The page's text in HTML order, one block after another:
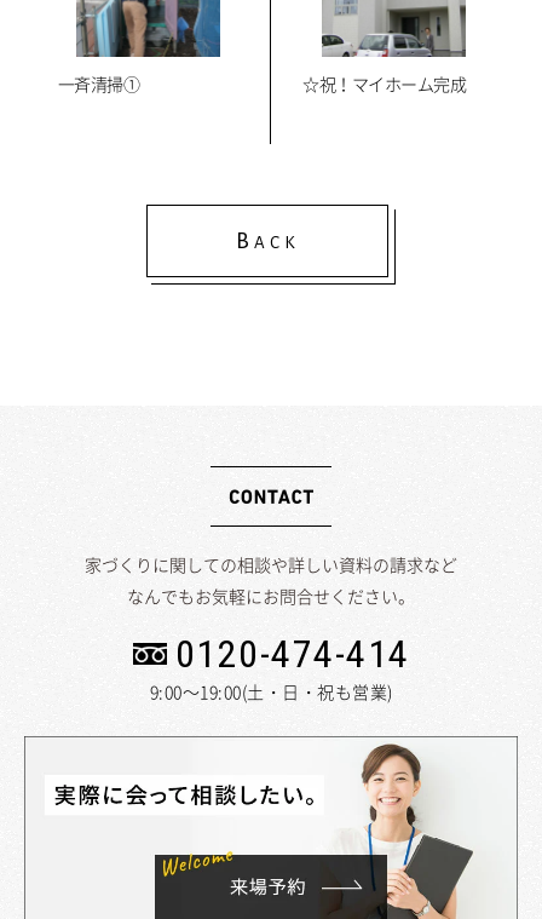
一斉清掃① ☆祝！マイホーム完成
B ACK
家づくりに関しての相談や詳しい資料の請求など
なんでもお気軽にお問合せください。
0120-474-414
9:00～19:00(土・日・祝も営業)